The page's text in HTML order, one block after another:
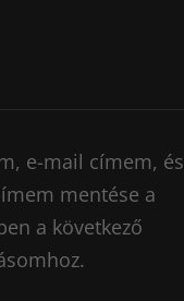
e-mail címem, és
mentése a
a következő